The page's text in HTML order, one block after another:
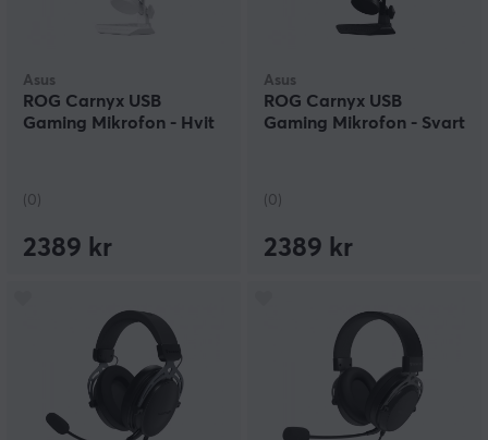
Asus
ROG Carnyx USB
Gaming Mikrofon - Hvit
(0)
2389 kr
Asus
ROG Carnyx USB
Gaming Mikrofon - Svart
(0)
2389 kr